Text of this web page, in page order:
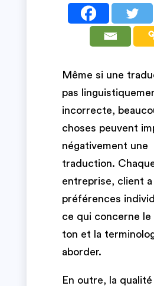
Même si une
pas
incorrecte,
choses peuvent
négativement une
traduction.
entreprise, client a
préférences
ce qui concerne le
ton et la
aborder.
En outre, la qualité